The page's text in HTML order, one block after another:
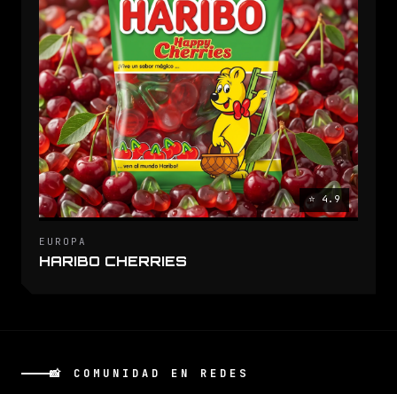
⭐ 4.9
EUROPA
HARIBO CHERRIES
📸 COMUNIDAD EN REDES